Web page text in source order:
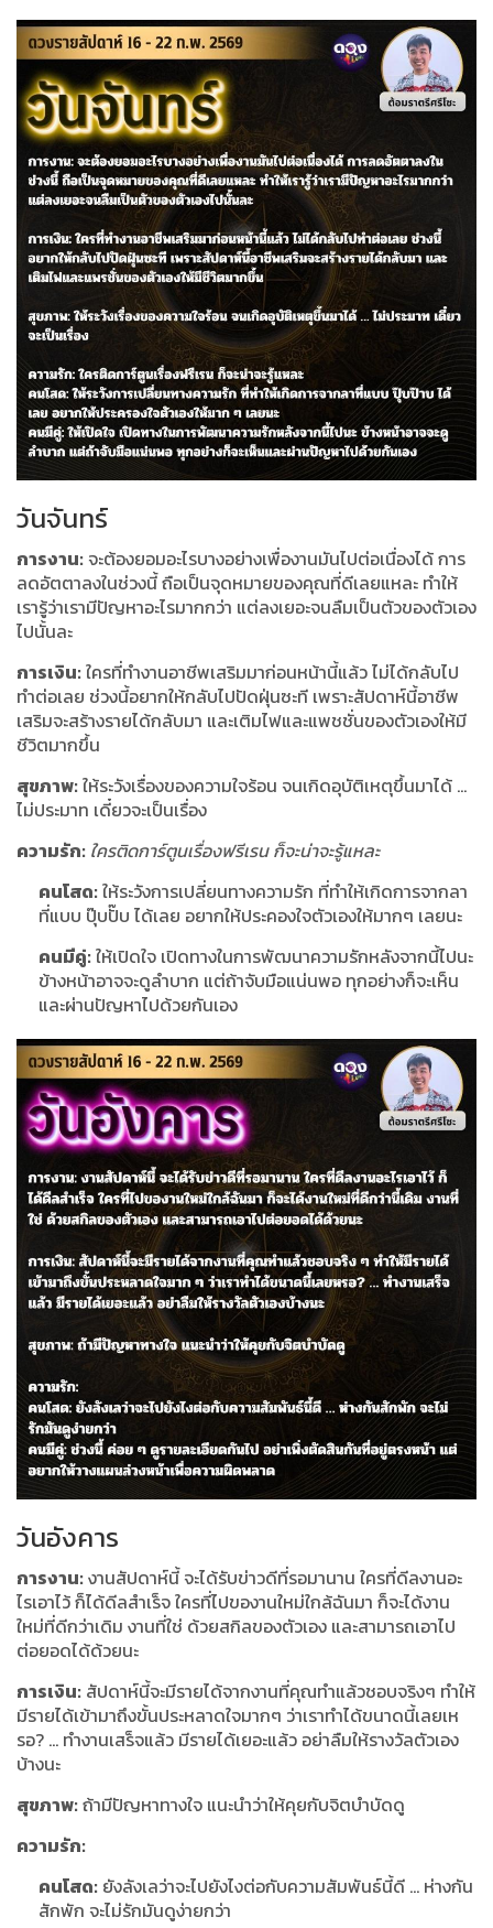
วันจันทร์
การงาน:จะต้องยอมอะไรบางอย่างเพื่องานมันไปต่อเนื่องได้ การ
ลดอัตตาลงในช่วงนี้ ถือเป็นจุดหมายของคุณที่ดีเลยแหละ ทำให้
เรารู้ว่าเรามีปัญหาอะไรมากกว่า แต่ลงเยอะจนลืมเป็นตัวของตัวเอง
ไปนั้นละ
การเงิน:ใครที่ทำงานอาชีพเสริมมาก่อนหน้านี้แล้ว ไม่ได้กลับไป
ทำต่อเลย ช่วงนี้อยากให้กลับไปปัดฝุ่นซะที เพราะสัปดาห์นี้อาชีพ
เสริมจะสร้างรายได้กลับมา และเติมไฟและแพชชั่นของตัวเองให้มี
ชีวิตมากขึ้น
สุขภาพ:ให้ระวังเรื่องของความใจร้อน จนเกิดอุบัติเหตุขึ้นมาได้ …
ไม่ประมาท เดี๋ยวจะเป็นเรื่อง
ความรัก: ใครติดการ์ตูนเรื่องฟรีเรน ก็จะน่าจะรู้แหละ
คนโสด:ให้ระวังการเปลี่ยนทางความรัก ที่ทำให้เกิดการจากลา
ที่แบบ ปุ๊บปั๊บ ได้เลย อยากให้ประคองใจตัวเองให้มากๆ เลยนะ
คนมีคู่:ให้เปิดใจ เปิดทางในการพัฒนาความรักหลังจากนี้ไปนะ
ข้างหน้าอาจจะดูลำบาก แต่ถ้าจับมือแน่นพอ ทุกอย่างก็จะเห็น
และผ่านปัญหาไปด้วยกันเอง
วันอังคาร
การงาน:งานสัปดาห์นี้ จะได้รับข่าวดีที่รอมานาน ใครที่ดีลงานอะ
ไรเอาไว้ ก็ได้ดีลสำเร็จ ใครที่ไปของานใหม่ใกล้ฉันมา ก็จะได้งาน
ใหม่ที่ดีกว่าเดิม งานที่ใช่ ด้วยสกิลของตัวเอง และสามารถเอาไป
ต่อยอดได้ด้วยนะ
การเงิน: สัปดาห์นี้จะมีรายได้จากงานที่คุณทำแล้วชอบจริงๆ ทำให้
มีรายได้เข้ามาถึงขั้นประหลาดใจมากๆ ว่าเราทำได้ขนาดนี้เลยเห
รอ? … ทำงานเสร็จแล้ว มีรายได้เยอะแล้ว อย่าลืมให้รางวัลตัวเอง
บ้างนะ
สุขภาพ:ถ้ามีปัญหาทางใจ แนะนำว่าให้คุยกับจิตบำบัดดู
ความรัก:
คนโสด: ยังลังเลว่าจะไปยังไงต่อกับความสัมพันธ์นี้ดี … ห่างกัน
สักพัก จะไม่รักมันดูง่ายกว่า